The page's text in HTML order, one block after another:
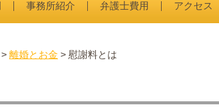
事務所紹介 弁護士費用 アクセス
> 離婚とお金 > 慰謝料とは